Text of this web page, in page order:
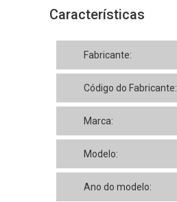
Características
Fabricante:
Código do Fabricante:
Marca:
Modelo:
Ano do modelo: